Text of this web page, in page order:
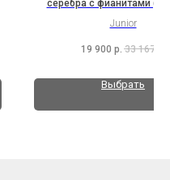
серебра с фианитами
Junior
19 900 р. 33 167
Выбрать